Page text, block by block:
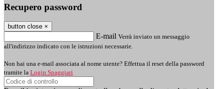
Recupero password
button close ×
E-mail Verrà inviato un messaggio
all'indirizzo indicato con le istruzioni necessarie.
Non hai una e-mail associata al nome utente? Effettua il reset della password
tramite la Login Spaggiari